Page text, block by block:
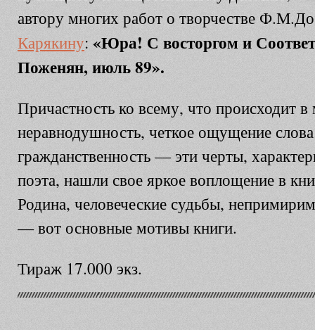
автору многих работ о творчестве
Карякину: «Юра! С восторгом и
Поженян, июль 89».
Причастность ко всему, что происходит в
неравнодушность, четкое ощущение
гражданственность — эти черты,
поэта, нашли свое яркое воплощение в
Родина, человеческие судьбы,
— вот основные мотивы книги.
Тираж 17.000 экз.